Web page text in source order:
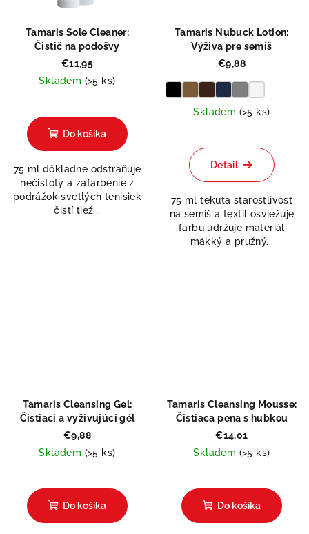
Tamaris Sole Cleaner:
Čistič na podošvy
€11,95
Skladem (>5 ks)
Do košíka
75 ml dôkladne odstraňuje
nečistoty a zafarbenie z
podrážok svetlých tenisiek
čistí tiež...
Tamaris Nubuck Lotion:
Výživa pre semiš
€9,88
Skladem (>5 ks)
Detail
75 ml tekutá starostlivosť
na semiš a textil osviežuje
farbu udržuje materiál
mäkký a pružný...
Tamaris Cleansing Gel:
Čistiaci a vyživujúci gél
€9,88
Skladem (>5 ks)
Do košíka
Tamaris Cleansing Mousse:
Čistiaca pena s hubkou
€14,01
Skladem (>5 ks)
Do košíka